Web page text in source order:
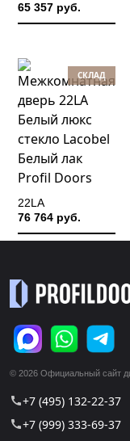
65 357 руб.
СКЛАД
22LA
76 764 руб.
© 2026 Официальный сайт
call+7 (495) 132-22-37
call+7 (999) 333-69-37